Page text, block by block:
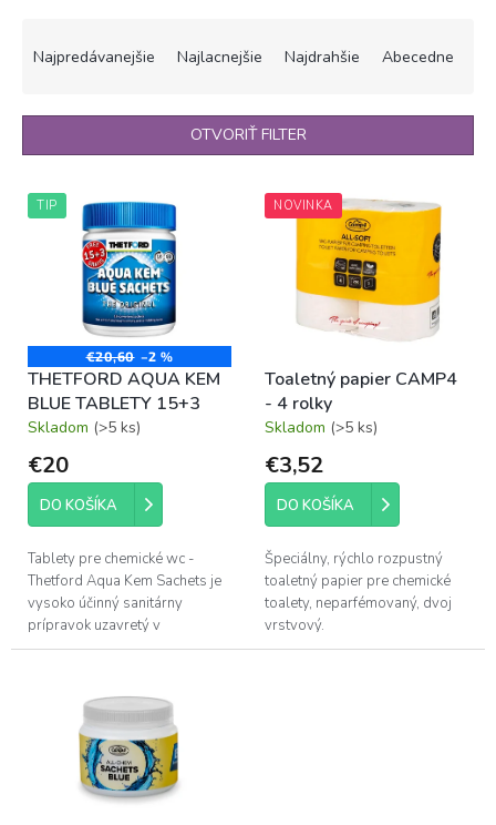
i
p
r
t
o
v
Najpredávanejšie Najlacnejšie Najdrahšie Abecedne
OTVORIŤ FILTER
V
ý
d
u
k
t
o
TIP
€20,60 –2 %
THETFORD AQUA KEM
BLUE TABLETY 15+3
Skladom (>5 ks)
€20
DO KOŠÍKA
Tablety pre chemické wc -
Thetford Aqua Kem Sachets je
vysoko účinný sanitárny
prípravok uzavretý v
plastovom vysokorozpustnom
NOVINKA
Toaletný papier CAMP4
- 4 rolky
Skladom (>5 ks)
€3,52
DO KOŠÍKA
Špeciálny, rýchlo rozpustný
toaletný papier pre chemické
toalety, neparfémovaný, dvoj
vrstvový.